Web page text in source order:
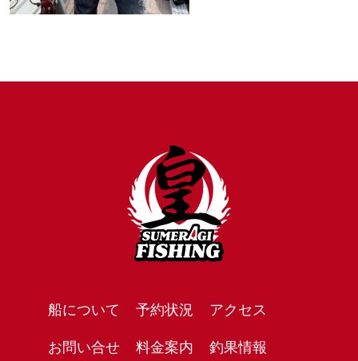
船について 予約状況
アクセス
お問い合せ
料金案内 釣果情報